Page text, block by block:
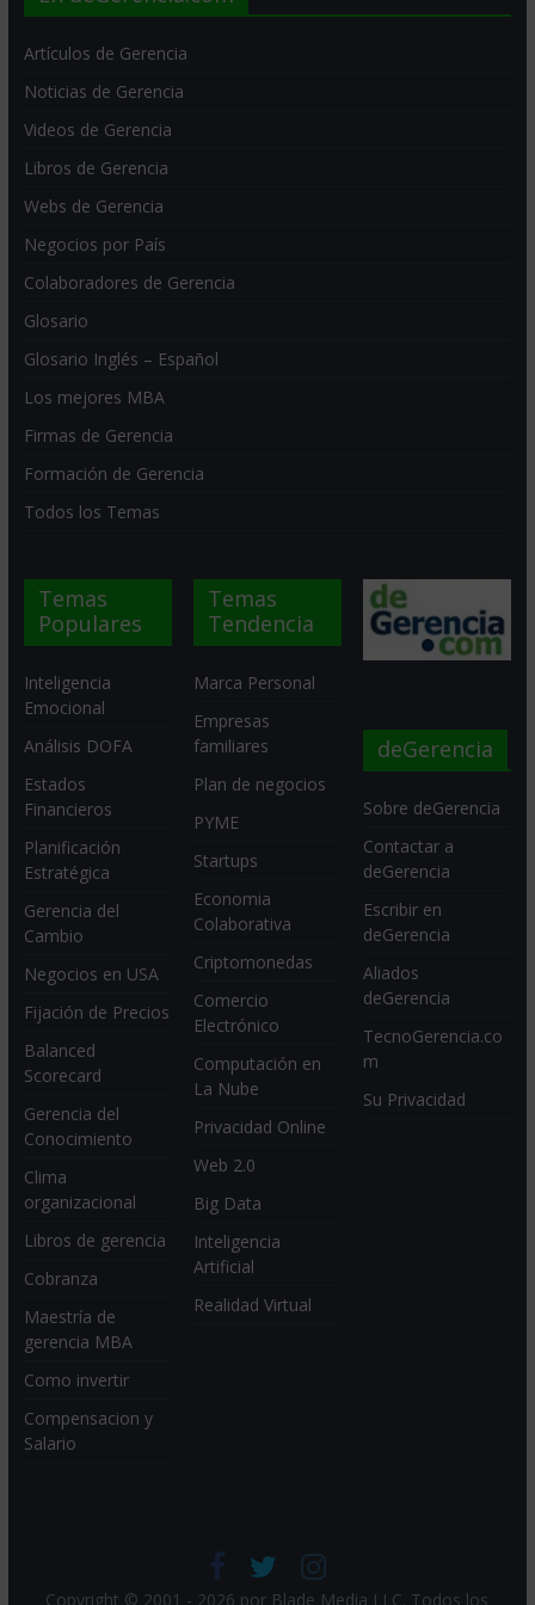
Artículos de Gerencia
Noticias de Gerencia
Videos de Gerencia
Libros de Gerencia
Webs de Gerencia
Negocios por País
Colaboradores de Gerencia
Glosario
Glosario Inglés – Español
Los mejores MBA
Firmas de Gerencia
Formación de Gerencia
Todos los Temas
Temas
Populares
Inteligencia
Emocional
Análisis DOFA
Estados
Financieros
Planificación
Estratégica
Gerencia del
Cambio
Negocios en USA
Fijación de Precios
Balanced
Scorecard
Gerencia del
Conocimiento
Clima
organizacional
Libros de gerencia
Cobranza
Maestría de
gerencia MBA
Como invertir
Compensacion y
Salario
Temas
Tendencia
Marca Personal
Empresas
familiares
Plan de negocios
PYME
Startups
Economia
Colaborativa
Criptomonedas
Comercio
Electrónico
Computación en
La Nube
Privacidad Online
Web 2.0
Big Data
Inteligencia
Artificial
Realidad Virtual
deGerencia
Sobre deGerencia
Contactar a
deGerencia
Escribir en
deGerencia
Aliados
deGerencia
TecnoGerencia.co
m
Su Privacidad
Copyright © 2001 - 2026 por Blade Media LLC. Todos los